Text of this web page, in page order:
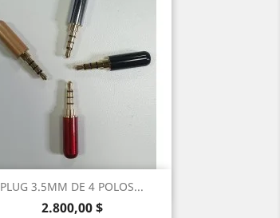
PLUG 3.5MM DE 4 POLOS...
Precio
2.800,00 $
Vista rápida
GrisBeigeRojo